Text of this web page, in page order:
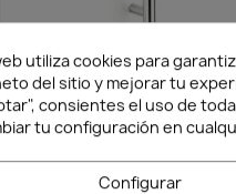
utiliza cookies para
del sitio y mejorar tu
consientes el uso de
tu configuración en
Configurar